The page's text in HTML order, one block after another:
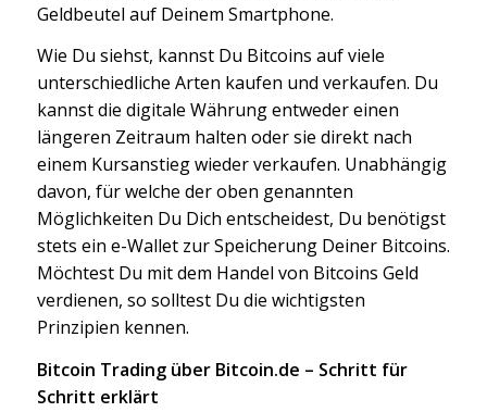
Geldbeutel auf Deinem Smartphone.
Wie Du siehst, kannst Du Bitcoins auf viele
unterschiedliche Arten kaufen und verkaufen. Du
kannst die digitale Währung entweder einen
längeren Zeitraum halten oder sie direkt nach
einem Kursanstieg wieder verkaufen. Unabhängig
davon, für welche der oben genannten
Möglichkeiten Du Dich entscheidest, Du benötigst
stets ein e-Wallet zur Speicherung Deiner Bitcoins.
Möchtest Du mit dem Handel von Bitcoins Geld
verdienen, so solltest Du die wichtigsten
Prinzipien kennen.
Bitcoin Trading über Bitcoin.de – Schritt für
Schritt erklärt